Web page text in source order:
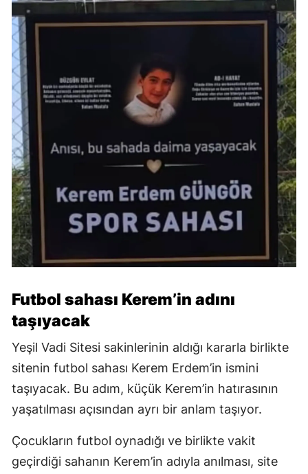
Futbol sahası Kerem’in adını
taşıyacak
Yeşil Vadi Sitesi sakinlerinin aldığı kararla birlikte
sitenin futbol sahası Kerem Erdem’in ismini
taşıyacak. Bu adım, küçük Kerem’in hatırasının
yaşatılması açısından ayrı bir anlam taşıyor.
Çocukların futbol oynadığı ve birlikte vakit
geçirdiği sahanın Kerem’in adıyla anılması, site